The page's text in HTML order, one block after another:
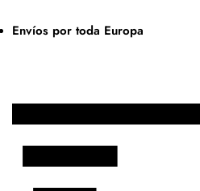
Envíos por toda Europa